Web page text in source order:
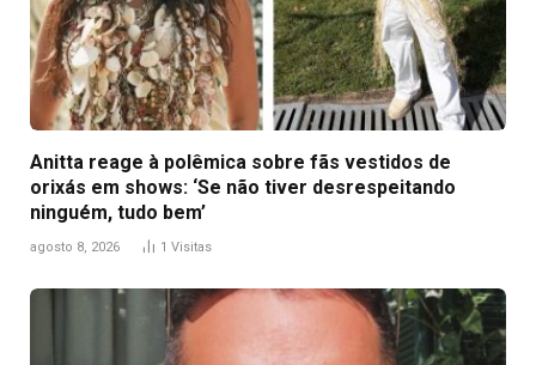
Anitta reage à polêmica sobre fãs vestidos de
orixás em shows: ‘Se não tiver desrespeitando
ninguém, tudo bem’
agosto 8, 2026 1 Visitas